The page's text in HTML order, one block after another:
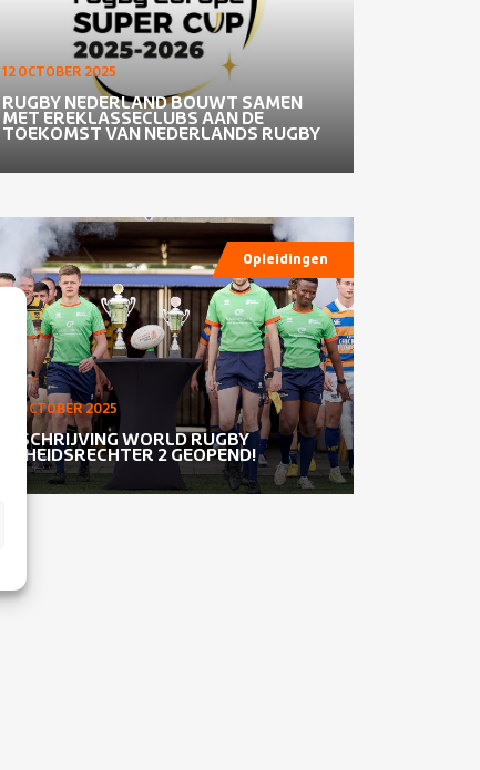
12 OCTOBER 2025
RUGBY NEDERLAND BOUWT SAMEN
MET EREKLASSECLUBS AAN DE
TOEKOMST VAN NEDERLANDS RUGBY
01 OCTOBER 2025
INSCHRIJVING WORLD RUGBY
SCHEIDSRECHTER 2 GEOPEND!
Opleidingen